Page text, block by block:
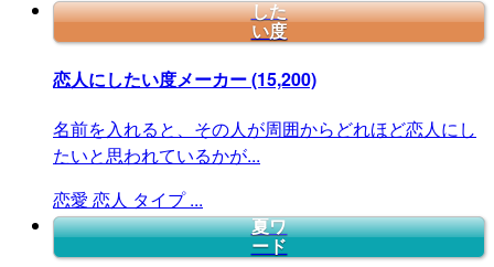
した
い度
恋人にしたい度メーカー(15,200)
名前を入れると、その人が周囲からどれほど恋人にし
たいと思われているかが...
恋愛 恋人 タイプ ...
夏ワ
ード